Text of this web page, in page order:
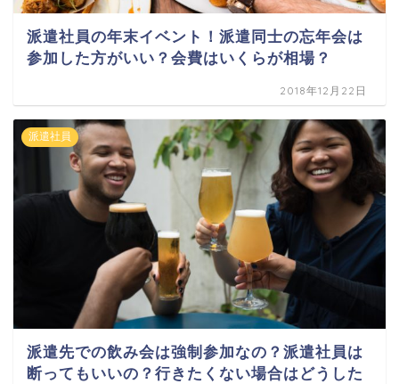
派遣社員の年末イベント！派遣同士の忘年会は
参加した方がいい？会費はいくらが相場？
2018年12月22日
派遣社員
派遣先での飲み会は強制参加なの？派遣社員は
断ってもいいの？行きたくない場合はどうした